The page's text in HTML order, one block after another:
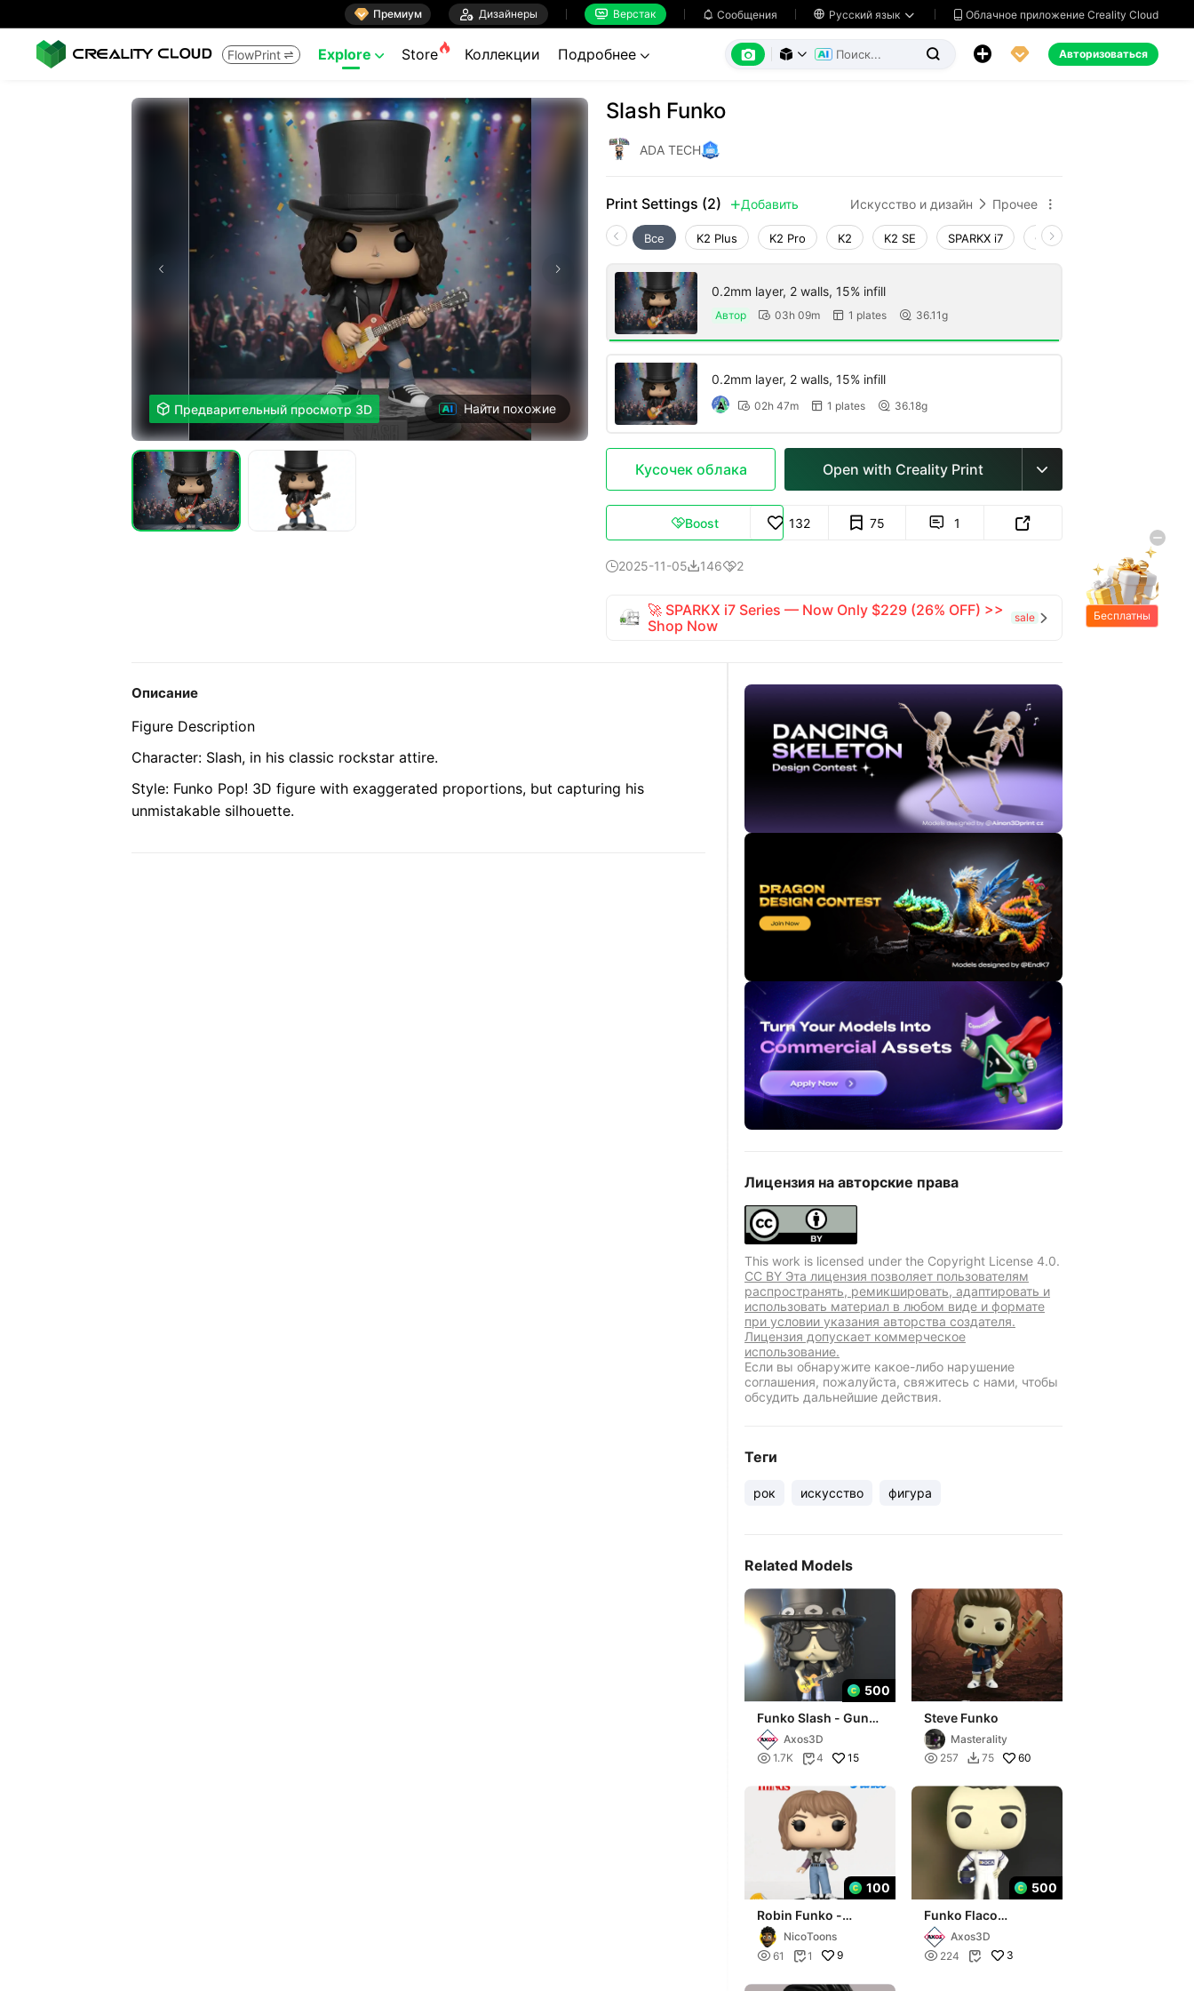
 Премиум  Дизайнеры  Верстак  Сообщения  Русский язык   Облачное приложение Creality Cloud
FlowPrint  Explore  Store Коллекции Подробнее        Авторизоваться
 Предварительный просмотр 3D Найти похожие
Slash Funko
ADA TECH
Print Settings (2)  Добавить Искусство и дизайн  Прочее 
Все K2 Plus K2 Pro K2 K2 SE SPARKX i7 Creality Hi
0.2mm layer, 2 walls, 15% infill
Автор  03h 09m  1 plates  36.11g
0.2mm layer, 2 walls, 15% infill
 02h 47m  1 plates  36.18g
Кусочек облака Open with Creality Print 
Boost 132 75  1 
2025-11-051462
🚀 SPARKX i7 Series — Now Only $229 (26% OFF) >>
Shop Now
sale 
Описание
Figure Description
Character: Slash, in his classic rockstar attire.
Style: Funko Pop! 3D figure with exaggerated proportions, but capturing his
unmistakable silhouette.
Лицензия на авторские права
This work is licensed under the Copyright License 4.0.
CC BY Эта лицензия позволяет пользователям
распространять, ремикшировать, адаптировать и
использовать материал в любом виде и формате
при условии указания авторства создателя.
Лицензия допускает коммерческое
использование.
Если вы обнаружите какое-либо нарушение
соглашения, пожалуйста, свяжитесь с нами, чтобы
обсудить дальнейшие действия.
Теги
рок искусство фигура
Related Models
500
Funko Slash - Guns
and Roses
Axos3D
 1.7K 4 15
Steve Funko
Masterality
 257  75 60
100
Robin Funko -
Stranger things
NicoToons
 61 1 9
500
Funko Flaco
Traverso
Axos3D
 224  3
Бесплатны